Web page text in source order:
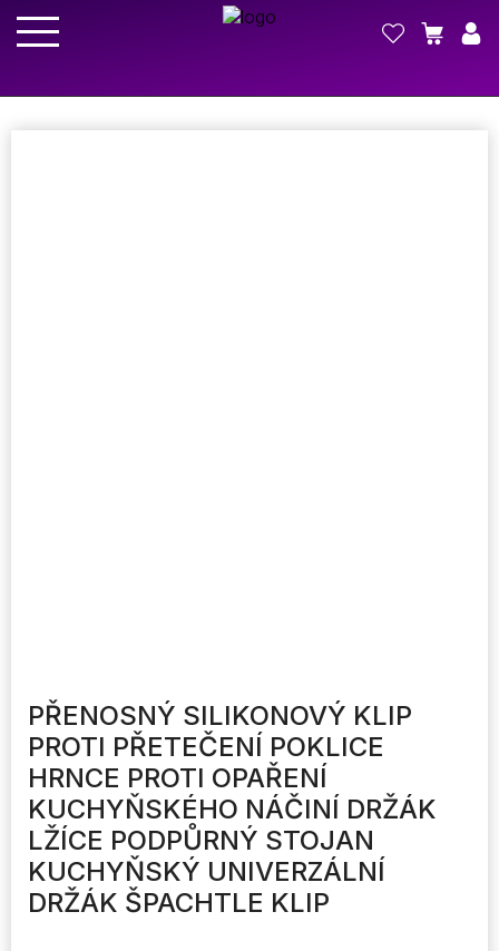
PŘENOSNÝ SILIKONOVÝ KLIP
PROTI PŘETEČENÍ POKLICE
HRNCE PROTI OPAŘENÍ
KUCHYŇSKÉHO NÁČINÍ DRŽÁK
LŽÍCE PODPŮRNÝ STOJAN
KUCHYŇSKÝ UNIVERZÁLNÍ
DRŽÁK ŠPACHTLE KLIP